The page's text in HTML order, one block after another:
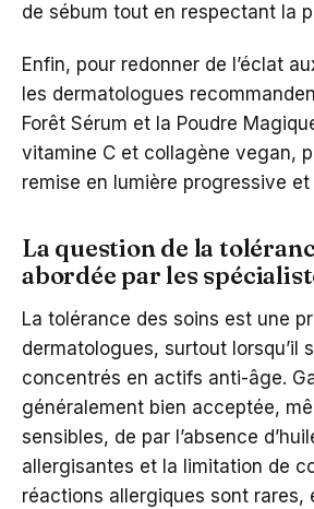
de sébum tout en respectant la
Enfin, pour redonner de l’éclat
les dermatologues
Forêt Sérum et la Poudre
vitamine C et collagène vegan,
remise en lumière progressive et
La question de la
abordée par les
La tolérance des soins est une
dermatologues, surtout lorsqu’il
concentrés en actifs anti-âge.
généralement bien acceptée,
sensibles, de par l’absence
allergisantes et la limitation de
réactions allergiques sont rares,